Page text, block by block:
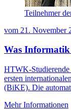
Teilnehmer
vom 21. November
Was
HTWK-Studierende
ersten
(BiKE). Die
Mehr Informationen